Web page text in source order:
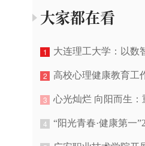
大家都在看
1 大连理工大学：以数智赋
2 高校心理健康教育工作研讨会暨“高校心理健康工作者
3 心光灿烂 向阳而生：重庆工程学院开
4 “阳光青春·健康第一”2026年心理健